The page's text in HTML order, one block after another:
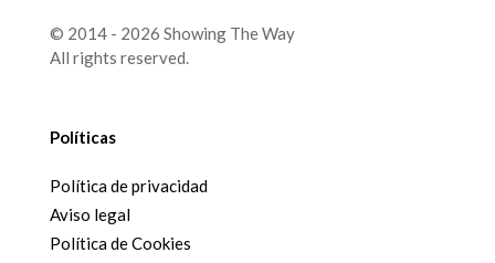
© 2014 - 2026 Showing The Way
All rights reserved.
Políticas
Política de privacidad
Aviso legal
Política de Cookies